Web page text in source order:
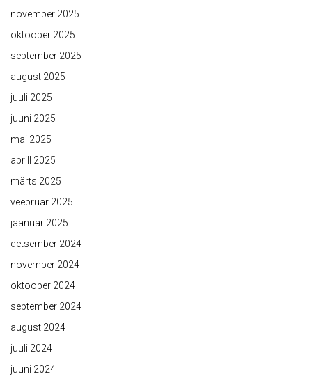
november 2025
oktoober 2025
september 2025
august 2025
juuli 2025
juuni 2025
mai 2025
aprill 2025
märts 2025
veebruar 2025
jaanuar 2025
detsember 2024
november 2024
oktoober 2024
september 2024
august 2024
juuli 2024
juuni 2024